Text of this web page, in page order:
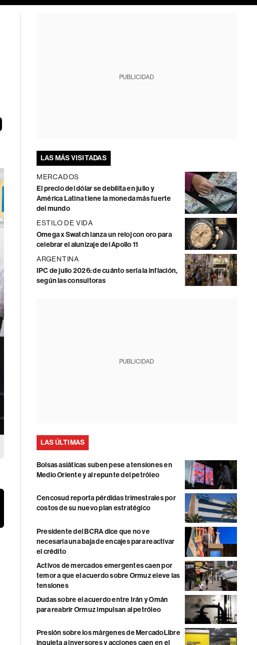
PUBLICIDAD
LAS MÁS VISITADAS
MERCADOS
El precio del dólar se debilita en julio y
América Latina tiene la moneda más fuerte
del mundo
ESTILO DE VIDA
Omega x Swatch lanza un reloj con oro para
celebrar el alunizaje del Apollo 11
ARGENTINA
IPC de julio 2026: de cuánto sería la inflación,
según las consultoras
PUBLICIDAD
LAS ÚLTIMAS
Bolsas asiáticas suben pese a tensiones en
Medio Oriente y al repunte del petróleo
Cencosud reporta pérdidas trimestrales por
costos de su nuevo plan estratégico
Presidente del BCRA dice que no ve
necesaria una baja de encajes para reactivar
el crédito
Activos de mercados emergentes caen por
temor a que el acuerdo sobre Ormuz eleve las
tensiones
Dudas sobre el acuerdo entre Irán y Omán
para reabrir Ormuz impulsan al petróleo
Presión sobre los márgenes de MercadoLibre
inquieta a inversores y acciones caen en el